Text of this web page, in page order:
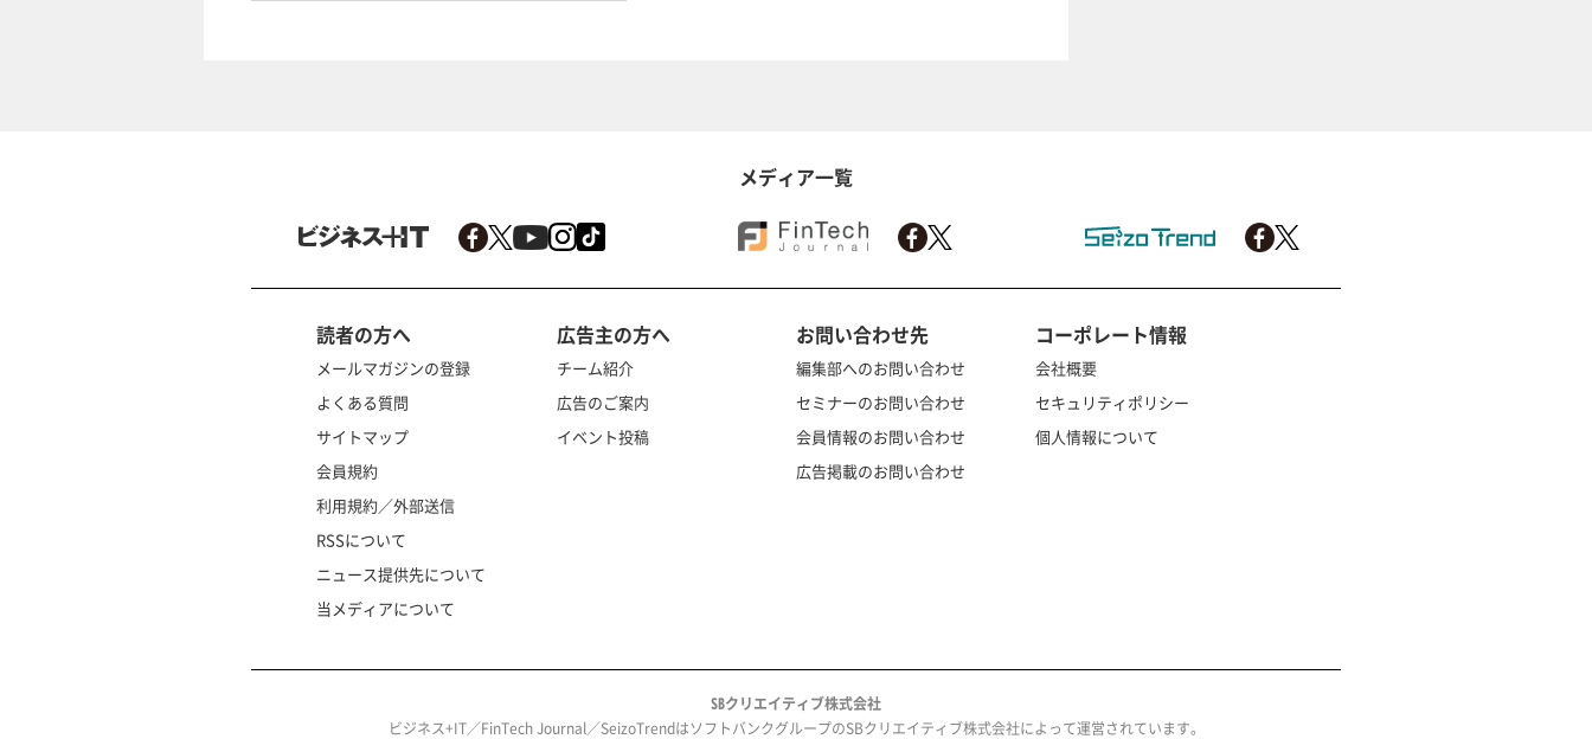
メディア一覧
読者の方へ
メールマガジンの登録
よくある質問
サイトマップ
会員規約
利用規約／外部送信
RSSについて
ニュース提供先について
当メディアについて
広告主の方へ
チーム紹介
広告のご案内
イベント投稿
お問い合わせ先
編集部へのお問い合わせ
セミナーのお問い合わせ
会員情報のお問い合わせ
広告掲載のお問い合わせ
コーポレート情報
会社概要
セキュリティポリシー
個人情報について
SBクリエイティブ株式会社
ビジネス+IT／FinTech Journal／SeizoTrendはソフトバンクグループのSBクリエイティブ株式会社によって運営されています。